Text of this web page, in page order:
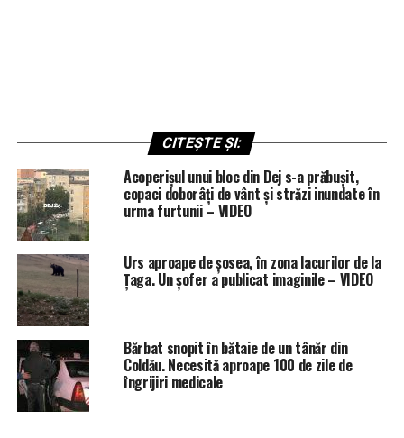
CITEȘTE ȘI:
Acoperișul unui bloc din Dej s-a prăbușit,
copaci doborâți de vânt și străzi inundate în
urma furtunii – VIDEO
Urs aproape de șosea, în zona lacurilor de la
Țaga. Un șofer a publicat imaginile – VIDEO
Bărbat snopit în bătaie de un tânăr din
Coldău. Necesită aproape 100 de zile de
îngrijiri medicale